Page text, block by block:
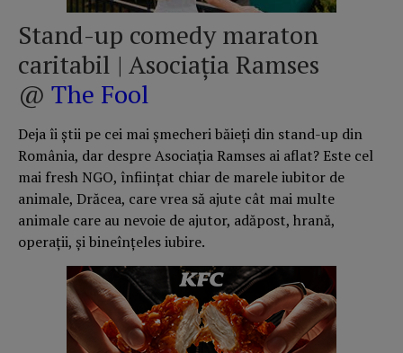
Stand-up comedy maraton
caritabil | Asociația Ramses
@ The Fool
Deja îi știi pe cei mai șmecheri băieți din stand-up din
România, dar despre Asociația Ramses ai aflat? Este cel
mai fresh NGO, înființat chiar de marele iubitor de
animale, Drăcea, care vrea să ajute cât mai multe
animale care au nevoie de ajutor, adăpost, hrană,
operații, și bineînțeles iubire.